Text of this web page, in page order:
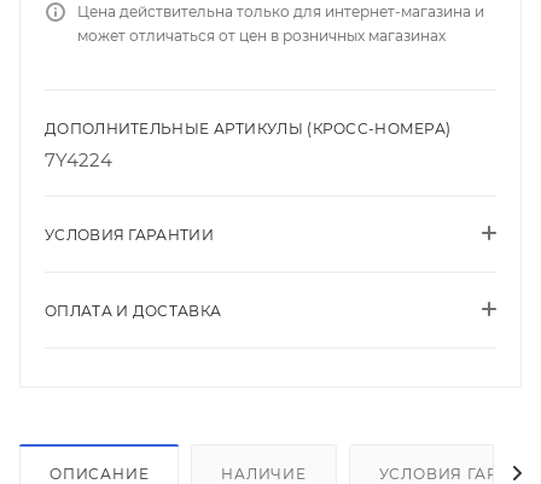
Цена действительна только для интернет-магазина и
может отличаться от цен в розничных магазинах
ДОПОЛНИТЕЛЬНЫЕ АРТИКУЛЫ (КРОСС-НОМЕРА)
7Y4224
УСЛОВИЯ ГАРАНТИИ
ОПЛАТА И ДОСТАВКА
ОПИСАНИЕ НАЛИЧИЕ УСЛОВИЯ